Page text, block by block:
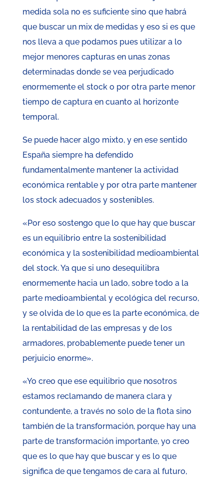
medida sola no es suficiente sino que habrá
que buscar un mix de medidas y eso si es que
nos lleva a que podamos pues utilizar a lo
mejor menores capturas en unas zonas
determinadas donde se vea perjudicado
enormemente el stock o por otra parte menor
tiempo de captura en cuanto al horizonte
temporal.
Se puede hacer algo mixto, y en ese sentido
España siempre ha defendido
fundamentalmente mantener la actividad
económica rentable y por otra parte mantener
los stock adecuados y sostenibles.
«Por eso sostengo que lo que hay que buscar
es un equilibrio entre la sostenibilidad
económica y la sostenibilidad medioambiental
del stock. Ya que si uno desequilibra
enormemente hacia un lado, sobre todo a la
parte medioambiental y ecológica del recurso,
y se olvida de lo que es la parte económica, de
la rentabilidad de las empresas y de los
armadores, probablemente puede tener un
perjuicio enorme».
«Yo creo que ese equilibrio que nosotros
estamos reclamando de manera clara y
contundente, a través no solo de la flota sino
también de la transformación, porque hay una
parte de transformación importante, yo creo
que es lo que hay que buscar y es lo que
significa de que tengamos de cara al futuro,